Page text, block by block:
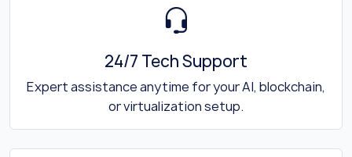
24/7 Tech Support
Expert assistance anytime for your AI, blockchain,
or virtualization setup.